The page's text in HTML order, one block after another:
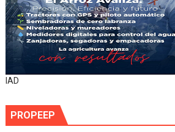
IAD
PROPEEP